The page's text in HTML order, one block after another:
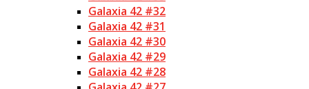
Galaxia 42 #32
Galaxia 42 #31
Galaxia 42 #30
Galaxia 42 #29
Galaxia 42 #28